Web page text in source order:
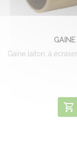
Gaine laiton, à